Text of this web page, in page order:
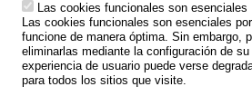
TRATAMIENTO DE DATOS PERSONALES
ACCIDENTES DE TRÁFICO
ESTUDIOS
CONVOCATORIA DE PROYECTOS DE
Las cookies funcionales son esenciales
Las cookies funcionales son esenciales
funcione de manera óptima. Sin embargo,
eliminarlas mediante la configuración de
experiencia de usuario puede verse
para todos los sitios que visite.